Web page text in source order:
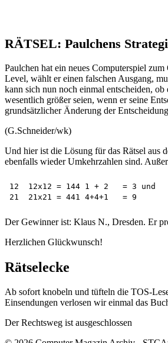
RÄTSEL: Paulchens
Paulchen hat ein neues Computerspiel
Level, wählt er einen falschen Ausgang,
kann sich nun noch einmal entscheiden,
wesentlich größer seien, wenn er seine
grundsätzlicher Änderung der
(G.Schneider/wk)
Und hier ist die Lösung für das Rätsel aus
ebenfalls wieder Umkehrzahlen sind.
12  12x12 = 144	1 + 2   = 3 und
Der Gewinner ist: Klaus N., Dresden. Er
Herzlichen Glückwunsch!
Rätselecke
Ab sofort knobeln und tüfteln die TOS-
Einsendungen verlosen wir einmal das
Der Rechtsweg ist ausgeschlossen